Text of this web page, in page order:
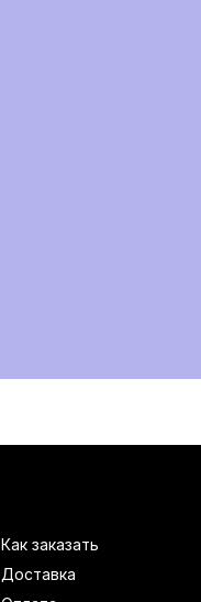
Как заказать
Доставка